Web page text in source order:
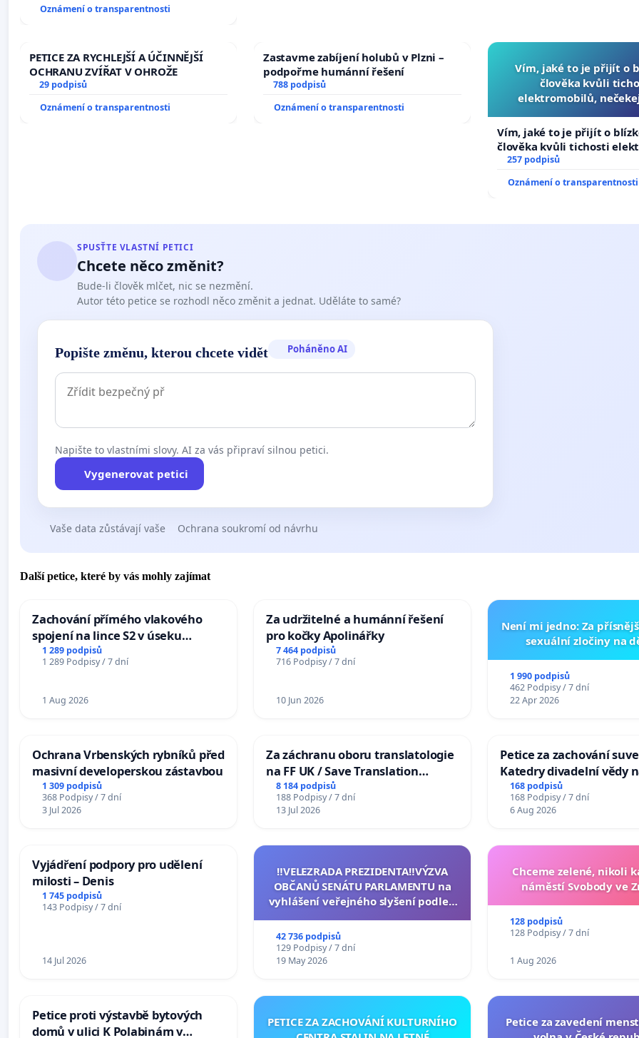
Oznámení o transparentnosti
PETICE ZA RYCHLEJŠÍ A ÚČINNĚJŠÍ
OCHRANU ZVÍŘAT V OHROŽE
29 podpisů
Oznámení o transparentnosti
Zastavme zabíjení holubů v Plzni –
podpořme humánní řešení
788 podpisů
Oznámení o transparentnosti
Vím, jaké to je přijít o
člověka kvůli
elektromobilů,
auta!
Vím, jaké to je přijít o
člověka kvůli tichosti
nečekejme, až přibydou
257 podpisů
Oznámení o transparentnosti
SPUSŤTE VLASTNÍ PETICI
Chcete něco změnit?
Bude-li člověk mlčet, nic se nezmění.
Autor této petice se rozhodl něco změnit a jednat. Uděláte to samé?
Popište změnu, kterou chcete vidět Poháněno AI
Napište to vlastními slovy. AI za vás připraví silnou petici.
Vygenerovat petici
Vaše data zůstávají vaše Ochrana soukromí od návrhu
Další petice, které by vás mohly zajímat
Zachování přímého vlakového
spojení na lince S2 v úseku
Ostrava – Bohumín – Karviná –
Mosty u Jablunkova
1 289 podpisů
1 289 Podpisy / 7 dní
1 Aug 2026
Za udržitelné a humánní řešení
pro kočky Apolinářky
7 464 podpisů
716 Podpisy / 7 dní
10 Jun 2026
Není mi jedno: Za
sexuální zločiny na
1 990 podpisů
462 Podpisy / 7 dní
22 Apr 2026
Ochrana Vrbenských rybníků před
masivní developerskou zástavbou
1 309 podpisů
368 Podpisy / 7 dní
3 Jul 2026
Za záchranu oboru translatologie
na FF UK / Save Translation
Studies at the Faculty of Arts,
Charles University
8 184 podpisů
188 Podpisy / 7 dní
13 Jul 2026
Petice za zachování
Katedry divadelní vědy
168 podpisů
168 Podpisy / 7 dní
6 Aug 2026
Vyjádření podpory pro udělení
milosti – Denis
1 745 podpisů
143 Podpisy / 7 dní
14 Jul 2026
‼️VELEZRADA PREZIDENTA‼️VÝZVA
OBČANŮ SENÁTU PARLAMENTU na
vyhlášení veřejného slyšení podle §
na přijetí usnesení k podání ústavní
žaloby na prezidenta republiky
42 736 podpisů
129 Podpisy / 7 dní
19 May 2026
Chceme zelené, nikoli
náměstí Svobody ve
128 podpisů
128 Podpisy / 7 dní
1 Aug 2026
Petice proti výstavbě bytových
domů v ulici K Polabinám v
PETICE ZA ZACHOVÁNÍ KULTURNÍHO
Petice za zavedení